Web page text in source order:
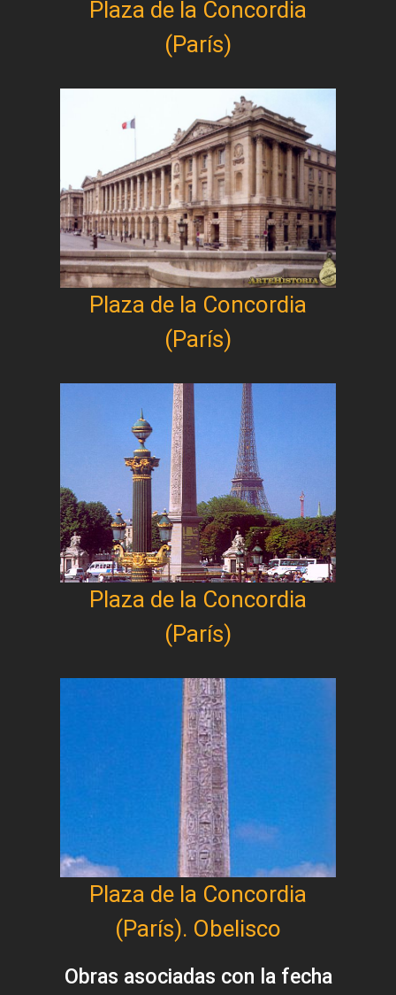
Plaza de la Concordia
(París)
Plaza de la Concordia
(París)
Plaza de la Concordia
(París)
Plaza de la Concordia
(París). Obelisco
Obras asociadas con la fecha